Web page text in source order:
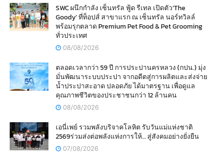
SWC ผนึกกำลัง เซ็นทรัล ฟู้ด รีเทล เปิดตัว‘The
Goody’ ที่ท็อปส์ สาขาแรก ณ เซ็นทรัล นอร์ทวิลล์
พร้อมรุกตลาด Premium Pet Food & Pet Grooming
ทั่วประเทศ
08/08/2026
ตลอดเวลากว่า 59 ปี การประปานครหลวง (กปน.) มุ่ง
มั่นพัฒนาระบบประปา จากอดีตสู่การผลิตและส่งจ่าย
น้ำประปาสะอาด ปลอดภัย ได้มาตรฐาน เพื่อดูแล
คุณภาพชีวิตของประชาชนกว่า 12 ล้านคน
08/08/2026
เอนี่เพย์ รวมพลังบริจาคโลหิต รับวันแม่แห่งชาติ
2569ร่วมส่งต่อพลังแห่งการให้… สู่สังคมอย่างยั่งยืน
07/08/2026